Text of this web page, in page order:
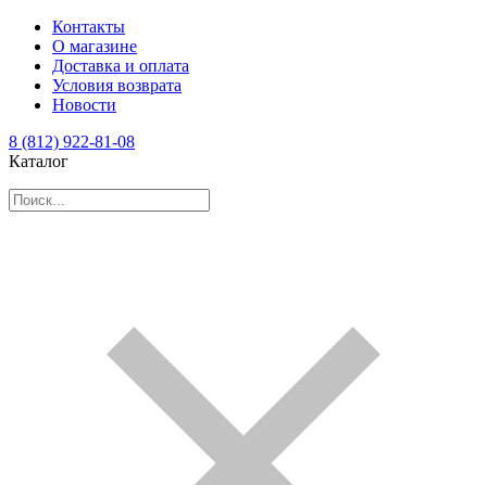
Контакты
О магазине
Доставка и оплата
Условия возврата
Новости
8 (812) 922-81-08
Каталог